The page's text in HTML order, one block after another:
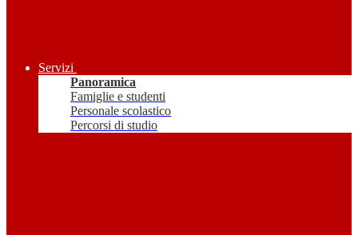
Servizi
Panoramica
Famiglie e studenti
Personale scolastico
Percorsi di studio